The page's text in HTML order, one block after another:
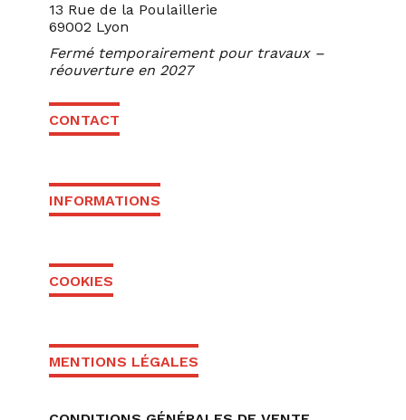
13 Rue de la Poulaillerie
69002 Lyon
Fermé temporairement pour travaux –
réouverture en 2027
CONTACT
INFORMATIONS
COOKIES
MENTIONS LÉGALES